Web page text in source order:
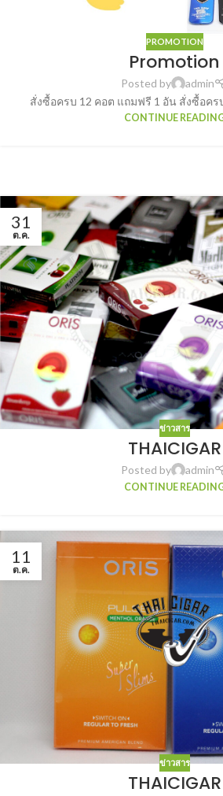
PROMOTION
Promotion
Posted by
admin
สั่งซื้อครบ 12 คอต แถมฟรี 1 อัน สั่งซื้อคร
CONTINUE
31
ต.ค.
ข่าวสาร
THAICIGAR
Posted by admin
CONTINUE
11
ต.ค.
ข่าวสาร
THAICIGAR